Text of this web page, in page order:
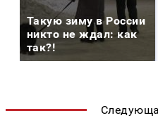
Такую зиму в России
никто не ждал: как
так?!